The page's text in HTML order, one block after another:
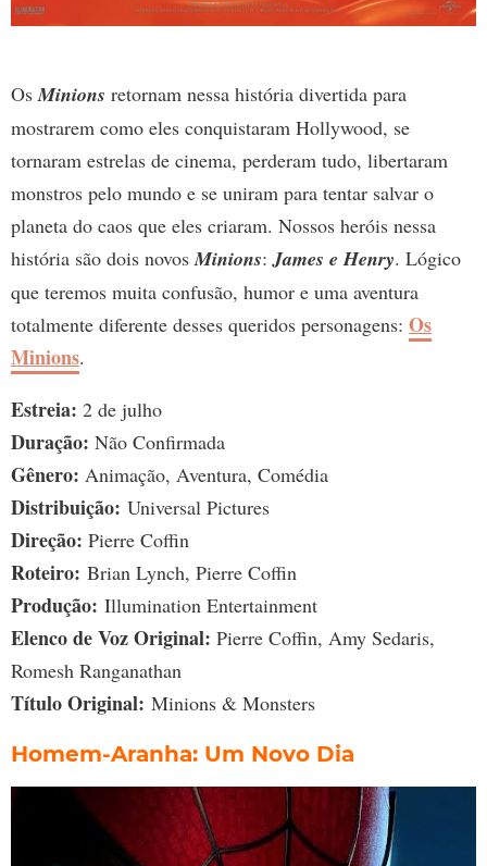
OsMinions retornam nessa história divertida para
mostrarem como eles conquistaram Hollywood, se
tornaram estrelas de cinema, perderam tudo, libertaram
monstros pelo mundo e se uniram para tentar salvar o
planeta do caos que eles criaram. Nossos heróis nessa
história são dois novosMinions:James e Henry. Lógico
que teremos muita confusão, humor e uma aventura
totalmente diferente desses queridos personagens: Os
Minions.
Estreia: 2 de julho
Duração: Não Confirmada
Gênero: Animação, Aventura, Comédia
Distribuição: Universal Pictures
Direção: Pierre Coffin
Roteiro: Brian Lynch, Pierre Coffin
Produção: Illumination Entertainment
Elenco de Voz Original: Pierre Coffin, Amy Sedaris,
Romesh Ranganathan
Título Original: Minions & Monsters
Homem-Aranha: Um Novo Dia